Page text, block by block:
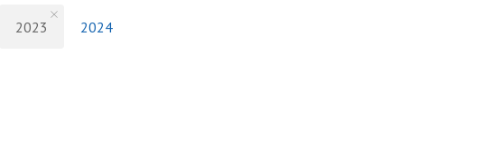
2023 2024